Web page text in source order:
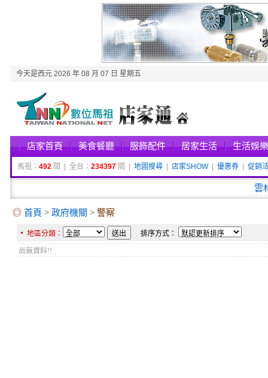
今天是西元 2026 年 08 月 07 日 星期五
店家首頁 美食餐廳 服飾配件 居家生活 生活娛樂
馬祖： 492 間 | 全台： 234397 間 | 地圖搜尋 店家SHOW| 優惠券 促銷
雲
◎ 首頁 > 政府機關 > 警察
地區分類： 排序方式：
尚無資料!!